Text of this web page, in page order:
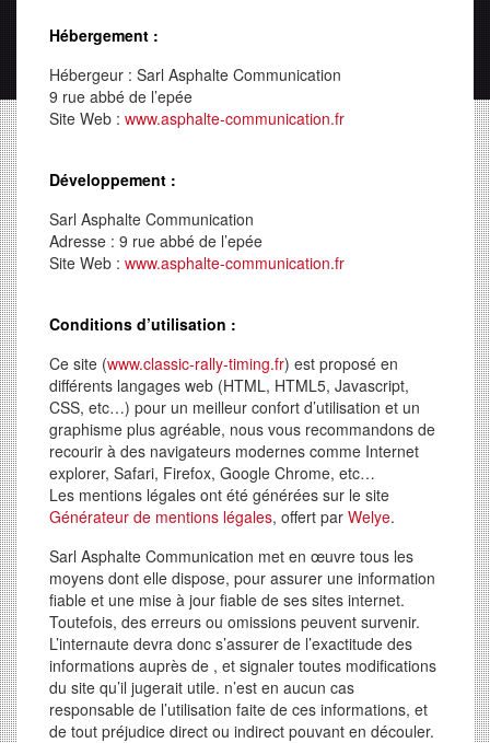
Hébergement :
Hébergeur : Sarl Asphalte Communication
9 rue abbé de l’epée
Site Web : www.asphalte-communication.fr
Développement :
Sarl Asphalte Communication
Adresse : 9 rue abbé de l’epée
Site Web : www.asphalte-communication.fr
Conditions d’utilisation :
Ce site (www.classic-rally-timing.fr) est proposé en
différents langages web (HTML, HTML5, Javascript,
CSS, etc…) pour un meilleur confort d’utilisation et un
graphisme plus agréable, nous vous recommandons de
recourir à des navigateurs modernes comme Internet
explorer, Safari, Firefox, Google Chrome, etc…
Les mentions légales ont été générées sur le site
Générateur de mentions légales, offert par Welye.
Sarl Asphalte Communication met en œuvre tous les
moyens dont elle dispose, pour assurer une information
fiable et une mise à jour fiable de ses sites internet.
Toutefois, des erreurs ou omissions peuvent survenir.
L’internaute devra donc s’assurer de l’exactitude des
informations auprès de , et signaler toutes modifications
du site qu’il jugerait utile. n’est en aucun cas
responsable de l’utilisation faite de ces informations, et
de tout préjudice direct ou indirect pouvant en découler.